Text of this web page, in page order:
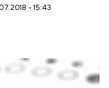
- 15:43